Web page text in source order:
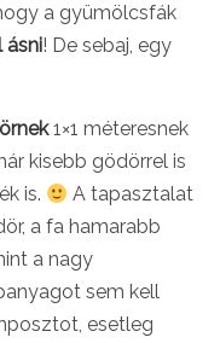
a gyümölcsfák
ásni! De sebaj, egy
1×1 méteresnek
kisebb gödörrel is
is.
A tapasztalat
a fa hamarabb
a nagy
sem kell
esetleg